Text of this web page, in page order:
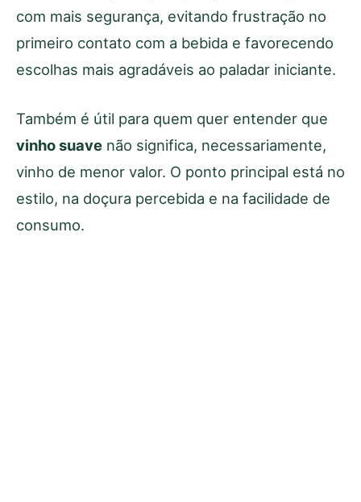
com mais segurança, evitando frustração no
primeiro contato com a bebida e favorecendo
escolhas mais agradáveis ao paladar iniciante.
Também é útil para quem quer entender que
vinho suave não significa, necessariamente,
vinho de menor valor. O ponto principal está no
estilo, na doçura percebida e na facilidade de
consumo.